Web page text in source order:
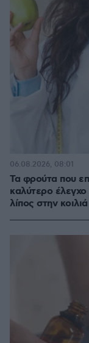
Τα φρούτα που
καλύτερο
λίπος στην κοιλιά
06.08.2026, 08:01